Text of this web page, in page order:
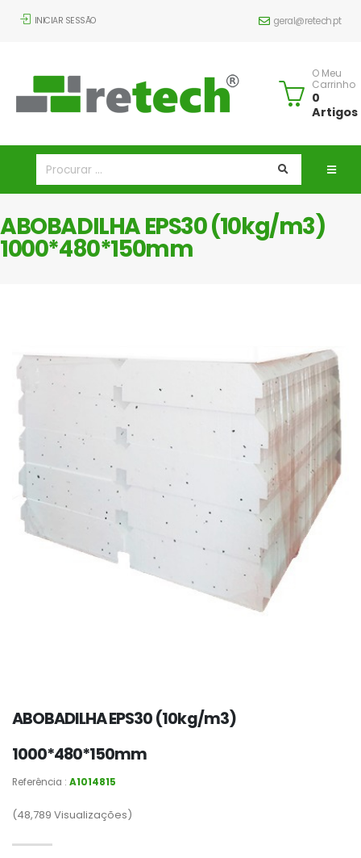
INICIAR SESSÃO geral@retech.pt
O Meu
Carrinho
0
Artigos
ABOBADILHA EPS30 (10kg/m3)
1000*480*150mm
ABOBADILHA EPS30 (10kg/m3)
1000*480*150mm
Referência : A1014815
(48,789 Visualizações)